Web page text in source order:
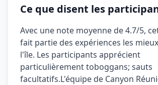
Ce que disent les
Avec une note moyenne de4.7/5,
fait partie des expériences les
l'île. Les participants apprécient
particulièrementtoboggans; sauts
facultatifs.L'équipe de Canyon